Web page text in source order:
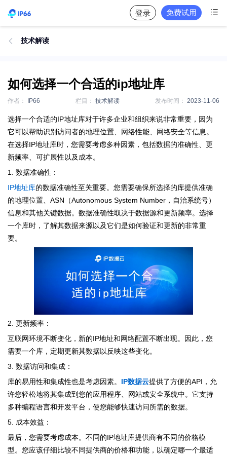
登录 免费试用 
 技术解读
如何选择一个合适的ip地址库
作者： IP66 栏目： 技术解读 发布时间： 2023-11-06
选择一个合适的IP地址库对于许多企业和组织来说非常重要，因为
它可以帮助识别访问者的地理位置、网络性能、网络安全等信息。
在选择IP地址库时，您需要考虑多种因素，包括数据的准确性、更
新频率、可扩展性以及成本。
1. 数据准确性：
IP地址库的数据准确性至关重要。您需要确保所选择的库提供准确
的地理位置、ASN（Autonomous System Number，自治系统号）
信息和其他关键数据。数据准确性取决于数据源和更新频率。选择
一个库时，了解其数据来源以及它们是如何验证和更新的非常重
要。
2. 更新频率：
互联网环境不断变化，新的IP地址和网络配置不断出现。因此，您
需要一个库，定期更新其数据以反映这些变化。
3. 数据访问和集成：
库的易用性和集成性也是考虑因素。 IP数据云提供了方便的API，允
许您轻松地将其集成到您的应用程序、网站或安全系统中。它支持
多种编程语言和开发平台，使您能够快速访问所需的数据。
5. 成本效益：
最后，您需要考虑成本。不同的IP地址库提供商有不同的价格模
型。您应该仔细比较不同提供商的价格和功能，以确定哪一个最适